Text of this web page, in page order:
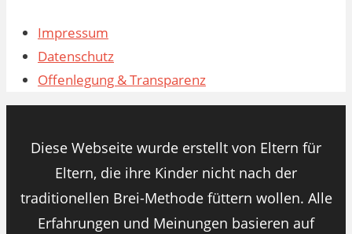
Impressum
Datenschutz
Offenlegung & Transparenz
Diese Webseite wurde erstellt von Eltern für
Eltern, die ihre Kinder nicht nach der
traditionellen Brei-Methode füttern wollen. Alle
Erfahrungen und Meinungen basieren auf